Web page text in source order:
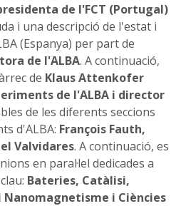
de l'FCT (Portugal)
i una descripció de l'estat i
(Espanya) per part de
de l'ALBA. A continuació,
de Klaus Attenkofer
de l'ALBA i director
de les diferents seccions
d'ALBA: François Fauth,
Valvidares. A continuació, es
en paral·lel dedicades a
Bateries, Catàlisi,
i Ciències